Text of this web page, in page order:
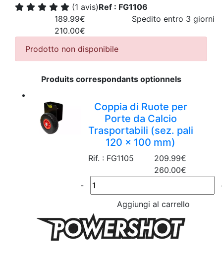
(1 avis)Ref : FG1106
189.99€
210.00€
Spedito entro 3 giorni
Prodotto non disponibile
Produits correspondants optionnels
Coppia di Ruote per
Porte da Calcio
Trasportabili (sez. pali
120 x 100 mm)
Rif. : FG1105
209.99€
260.00€
-
Aggiungi al carrello